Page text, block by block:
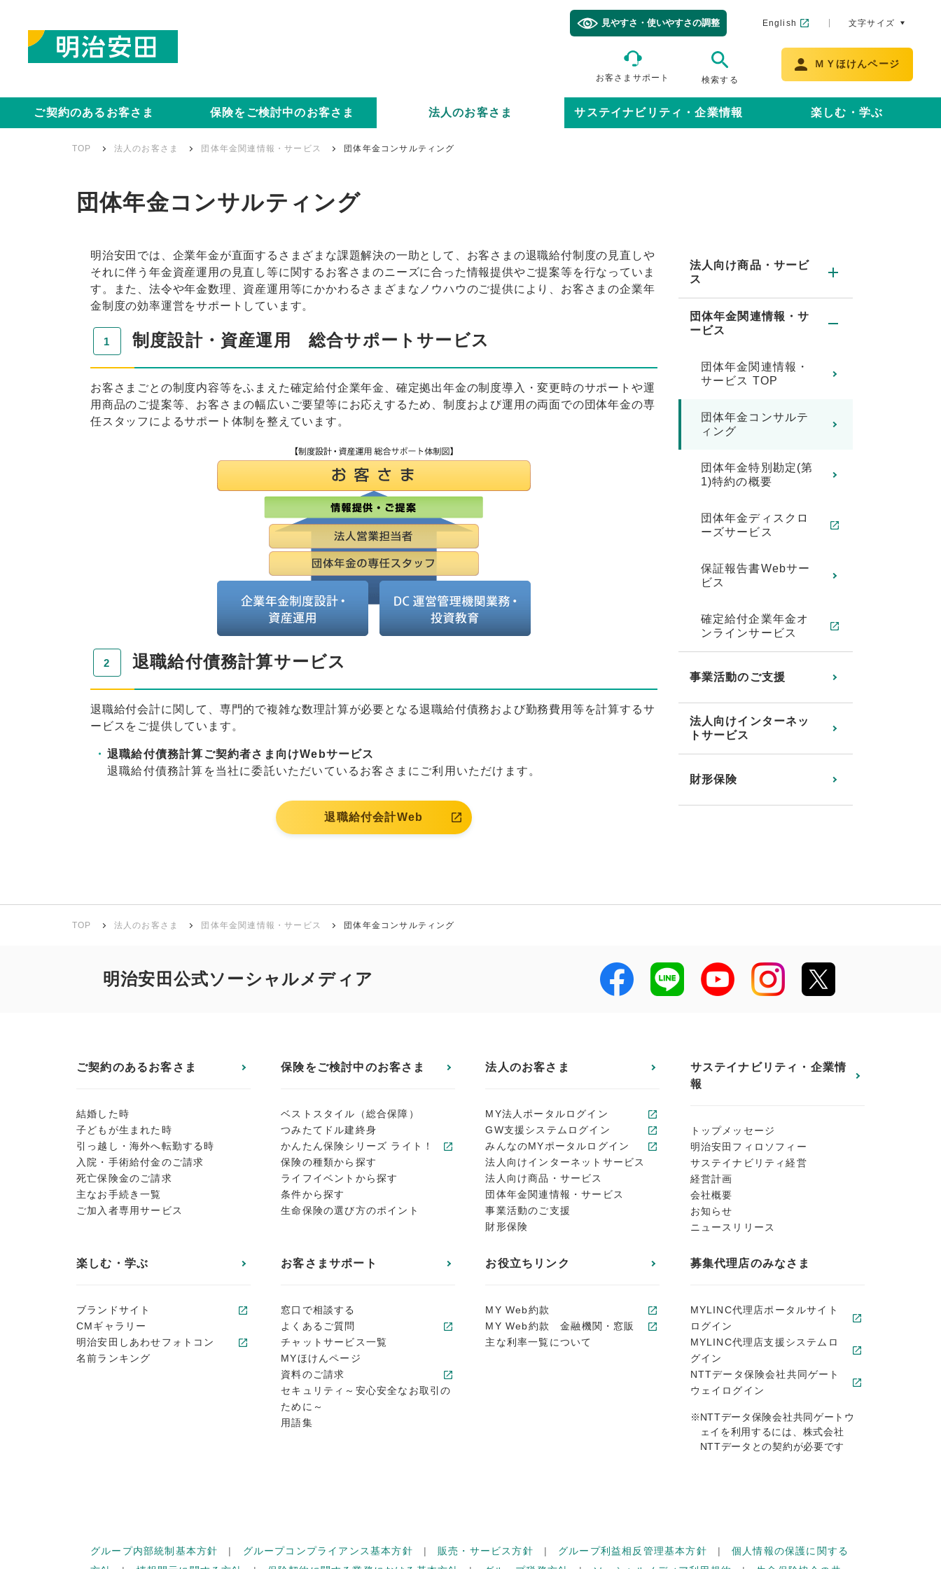
見やすさ・使いやすさの調整 English 文字サイズ
お客さまサポート 検索する
ＭＹほけんページ
ご契約のあるお客さま 保険をご検討中のお客さま 法人のお客さま サステイナビリティ・企業情報 楽しむ・学ぶ
TOP 法人のお客さま 団体年金関連情報・サービス 団体年金コンサルティング
団体年金コンサルティング
明治安田では、企業年金が直面するさまざまな課題解決の一助として、お客さまの退職給付制度の見直しや
それに伴う年金資産運用の見直し等に関するお客さまのニーズに合った情報提供やご提案等を行なっていま
す。また、法令や年金数理、資産運用等にかかわるさまざまなノウハウのご提供により、お客さまの企業年
金制度の効率運営をサポートしています。
制度設計・資産運用 総合サポートサービス
お客さまごとの制度内容等をふまえた確定給付企業年金、確定拠出年金の制度導入・変更時のサポートや運
用商品のご提案等、お客さまの幅広いご要望等にお応えするため、制度および運用の両面での団体年金の専
任スタッフによるサポート体制を整えています。
退職給付債務計算サービス
退職給付会計に関して、専門的で複雑な数理計算が必要となる退職給付債務および勤務費用等を計算するサ
ービスをご提供しています。
退職給付債務計算ご契約者さま向けWebサービス
退職給付債務計算を当社に委託いただいているお客さまにご利用いただけます。
退職給付会計Web
法人向け商品・サービ
ス
団体年金関連情報・サ
ービス
団体年金関連情報・
サービス TOP
団体年金コンサルテ
ィング
団体年金特別勘定(第
1)特約の概要
団体年金ディスクロ
ーズサービス
保証報告書Webサー
ビス
確定給付企業年金オ
ンラインサービス
事業活動のご支援
法人向けインターネッ
トサービス
財形保険
TOP 法人のお客さま 団体年金関連情報・サービス 団体年金コンサルティング
明治安田公式ソーシャルメディア
ご契約のあるお客さま
結婚した時
子どもが生まれた時
引っ越し・海外へ転勤する時
入院・手術給付金のご請求
死亡保険金のご請求
主なお手続き一覧
ご加入者専用サービス
保険をご検討中のお客さま
ベストスタイル（総合保障）
つみたてドル建終身
かんたん保険シリーズ ライト！
保険の種類から探す
ライフイベントから探す
条件から探す
生命保険の選び方のポイント
法人のお客さま
MY法人ポータルログイン
GW支援システムログイン
みんなのMYポータルログイン
法人向けインターネットサービス
法人向け商品・サービス
団体年金関連情報・サービス
事業活動のご支援
財形保険
サステイナビリティ・企業情
報
トップメッセージ
明治安田フィロソフィー
サステイナビリティ経営
経営計画
会社概要
お知らせ
ニュースリリース
楽しむ・学ぶ
ブランドサイト
CMギャラリー
明治安田しあわせフォトコン
名前ランキング
お客さまサポート
窓口で相談する
よくあるご質問
チャットサービス一覧
MYほけんページ
資料のご請求
セキュリティ～安心安全なお取引の
ために～
用語集
お役立ちリンク
MY Web約款
MY Web約款 金融機関・窓販
主な利率一覧について
募集代理店のみなさま
MYLINC代理店ポータルサイト
ログイン
MYLINC代理店支援システムロ
グイン
NTTデータ保険会社共同ゲート
ウェイログイン
※NTTデータ保険会社共同ゲートウ
ェイを利用するには、株式会社
NTTデータとの契約が必要です
グループ内部統制基本方針 グループコンプライアンス基本方針 販売・サービス方針 グループ利益相反管理基本方針
個人情報の保護に関する